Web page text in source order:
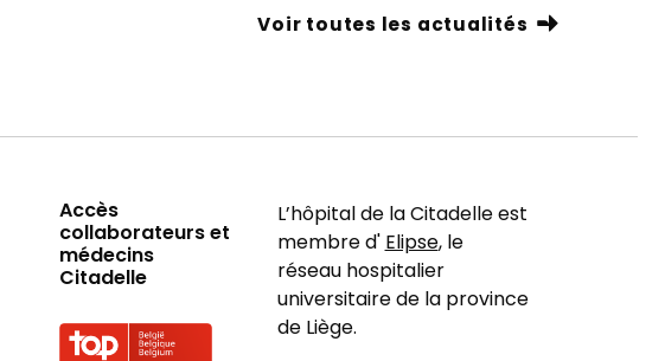
Voir toutes les actualités
Accès
collaborateurs et
médecins
Citadelle
L’hôpital de la Citadelle est
membre d'Elipse, le
réseau hospitalier
universitaire de la province
de Liège.